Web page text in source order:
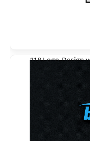
#18 Logo-Design